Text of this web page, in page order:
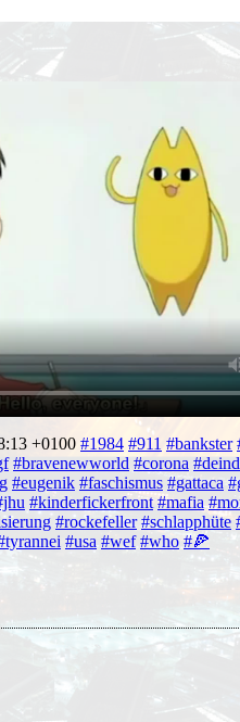
+0100 #1984 #911 #bankster
#bravenewworld #corona
#eugenik #faschismus #gattaca
#kinderfickerfront #mafia
#rockefeller #schlapphüte
#usa #wef #who #🍕